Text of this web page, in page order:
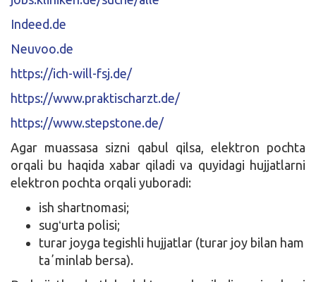
Indeed.de
Neuvoo.de
https://ich-will-fsj.de/
https://www.praktischarzt.de/
https://www.stepstone.de/
Agar muassasa sizni qabul qilsa, elektron pochta
orqali bu haqida xabar qiladi va quyidagi hujjatlarni
elektron pochta orqali yuboradi:
ish shartnomasi;
sugʻurta polisi;
turar joyga tegishli hujjatlar (turar joy bilan ham
taʼminlab bersa).